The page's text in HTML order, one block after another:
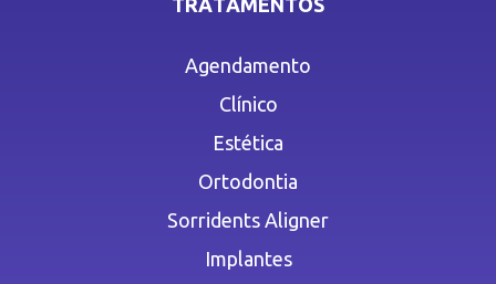
Agendamento
Clínico
Estética
Ortodontia
Sorridents Aligner
Implantes